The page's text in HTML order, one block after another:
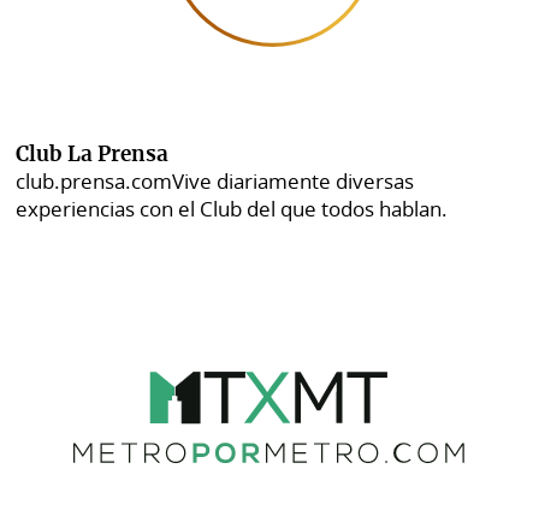
Club La Prensa
club.prensa.comVive diariamente diversas
experiencias con el Club del que todos hablan.